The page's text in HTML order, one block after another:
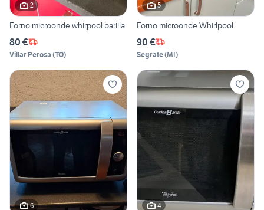
2
Forno microonde whirpool barilla
80 €
Villar Perosa (TO)
5
Forno microonde Whirlpool
90 €
Segrate(MI)
6 4